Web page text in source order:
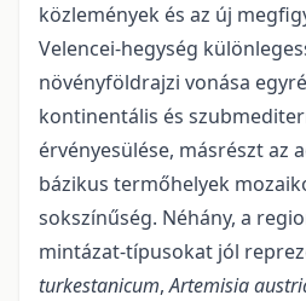
közlemények és az új
Velencei-hegység
növényföldrajzi vonása
kontinentális és
érvényesülése, másrészt az
bázikus termőhelyek
sok­­színűség. Néhány, a
mintázat-típusokat jól
turkestanicum,Artemisia